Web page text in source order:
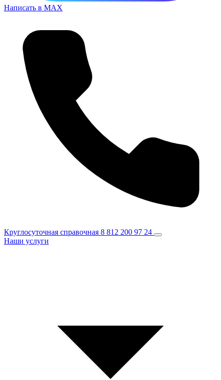
Написать в MAX
Круглосуточная справочная 8 812 200 97 24
Наши услуги